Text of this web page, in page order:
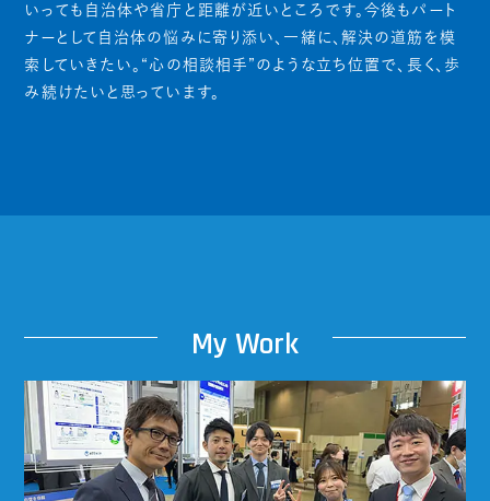
いっても自治体や省庁と距離が近いところです。今後もパート
ナーとして自治体の悩みに寄り添い、一緒に、解決の道筋を模
索していきたい。“心の相談相手”のような立ち位置で、長く、歩
み続けたいと思っています。
My Work